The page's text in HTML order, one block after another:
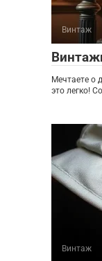
Винтаж
Мечтаете о
это легко!
Винтаж